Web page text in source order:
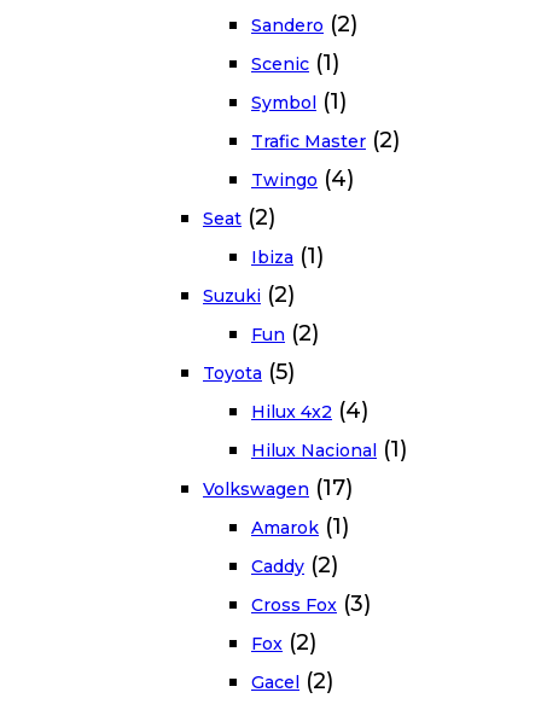
Sandero (2)
Scenic (1)
Symbol (1)
Trafic Master (2)
Twingo (4)
Seat (2)
Ibiza (1)
Suzuki (2)
Fun (2)
Toyota (5)
Hilux 4x2 (4)
Hilux Nacional (1)
Volkswagen (17)
Amarok (1)
Caddy (2)
Cross Fox (3)
Fox (2)
Gacel (2)